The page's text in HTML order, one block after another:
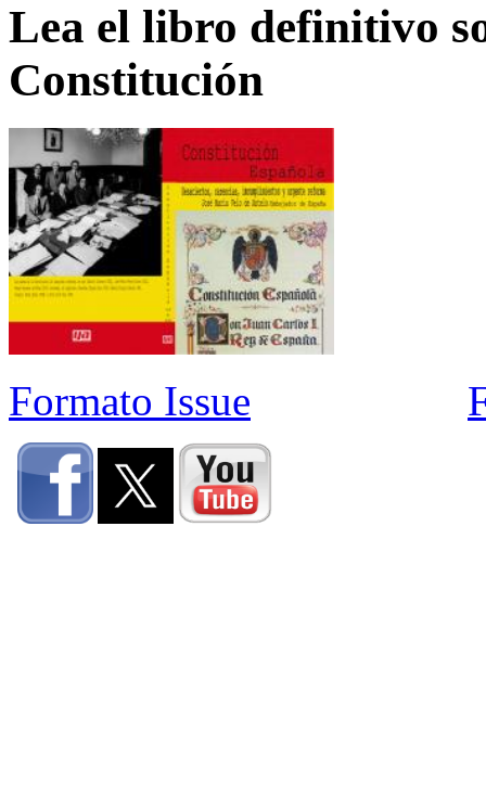
Lea el libro definitivo
Constitución
Formato Issue